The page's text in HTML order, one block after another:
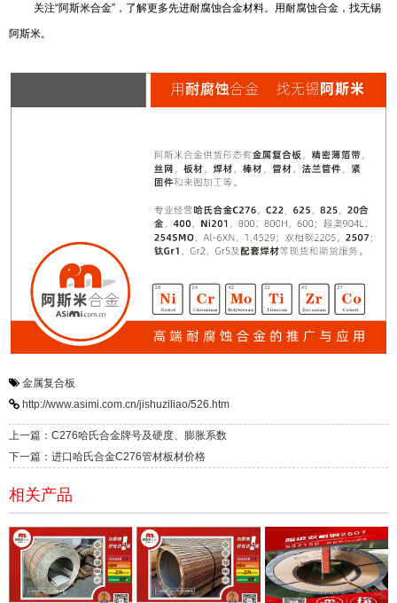
关注“阿斯米合金”，了解更多先进耐腐蚀合金材料。用耐腐蚀合金，找无锡
阿斯米。
金属复合板
http://www.asimi.com.cn/jishuziliao/526.htm
上一篇：C276哈氏合金牌号及硬度、膨胀系数
下一篇：进口哈氏合金C276管材板材价格
相关产品